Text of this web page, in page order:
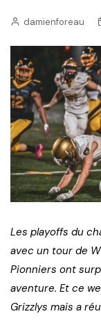
damienforeau
Les playoffs du
avec un tour de
Pionniers ont
aventure. Et ce
Grizzlys mais a